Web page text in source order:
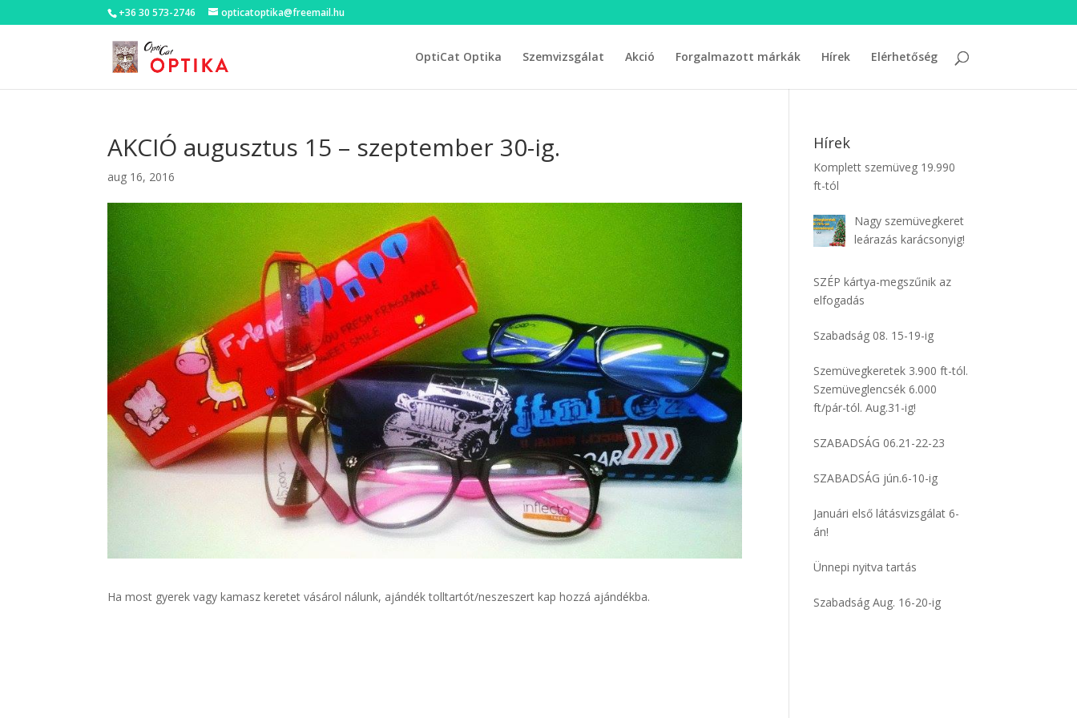
+36 30 573-2746 opticatoptika@freemail.hu
OptiCat Optika Szemvizsgálat Akció Forgalmazott márkák Hírek Elérhetőség
AKCIÓ augusztus 15 – szeptember 30-ig.
aug 16, 2016
Ha most gyerek vagy kamasz keretet vásárol nálunk, ajándék tolltartót/neszeszert kap hozzá ajándékba.
Hírek
Komplett szemüveg 19.990
ft-tól
Nagy szemüvegkeret
leárazás karácsonyig!
SZÉP kártya-megszűnik az
elfogadás
Szabadság 08. 15-19-ig
Szemüvegkeretek 3.900 ft-tól.
Szemüveglencsék 6.000
ft/pár-tól. Aug.31-ig!
SZABADSÁG 06.21-22-23
SZABADSÁG jún.6-10-ig
Januári első látásvizsgálat 6-
án!
Ünnepi nyitva tartás
Szabadság Aug. 16-20-ig